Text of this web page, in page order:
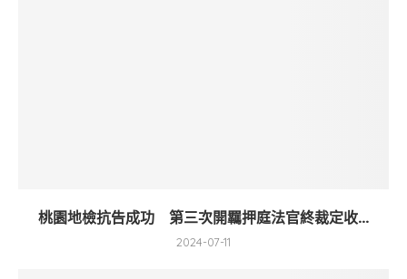
桃園地檢抗告成功 第三次開羈押庭法官終裁定收...
2024-07-11